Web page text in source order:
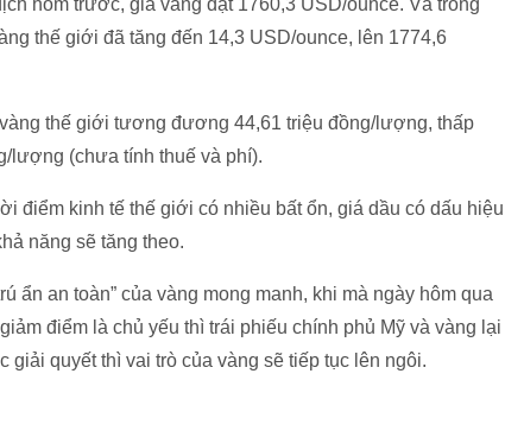
hôm trước, giá vàng đạt 1760,3 USD/ounce. Và trong
thế giới đã tăng đến 14,3 USD/ounce, lên 1774,6
thế giới tương đương 44,61 triệu đồng/lượng, thấp
lượng (chưa tính thuế và phí).
điểm kinh tế thế giới có nhiều bất ổn, giá dầu có dấu hiệu
năng sẽ tăng theo.
ẩn an toàn” của vàng mong manh, khi mà ngày hôm qua
điểm là chủ yếu thì trái phiếu chính phủ Mỹ và vàng lại
quyết thì vai trò của vàng sẽ tiếp tục lên ngôi.